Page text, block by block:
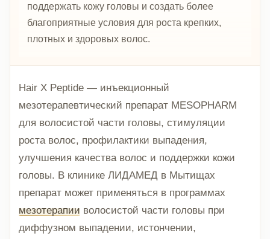
поддержать кожу головы и создать более
благоприятные условия для роста крепких,
плотных и здоровых волос.
Hair X Peptide — инъекционный
мезотерапевтический препарат MESOPHARM
для волосистой части головы, стимуляции
роста волос, профилактики выпадения,
улучшения качества волос и поддержки кожи
головы. В клинике ЛИДАМЕД в Мытищах
препарат может применяться в программах
мезотерапии волосистой части головы при
диффузном выпадении, истончении,